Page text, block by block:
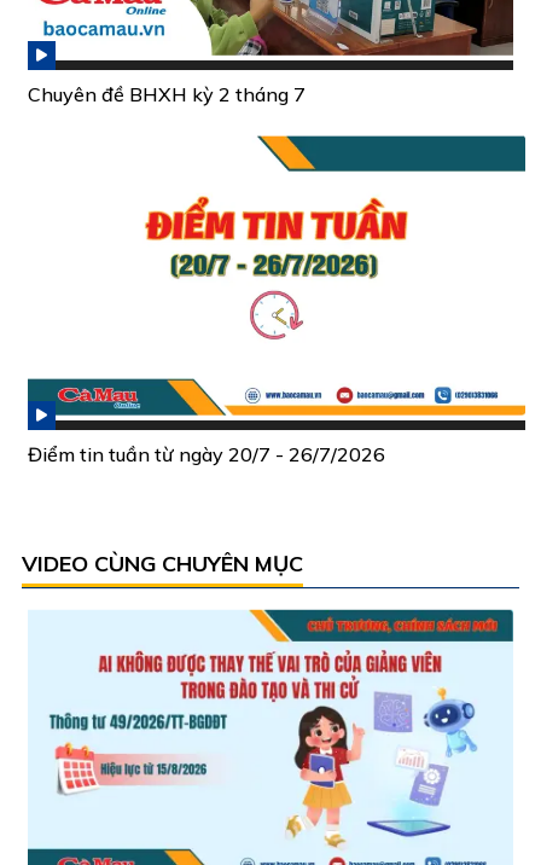
Chuyên đề BHXH kỳ 2 tháng 7
Điểm tin tuần từ ngày 20/7 - 26/7/2026
VIDEO CÙNG CHUYÊN MỤC